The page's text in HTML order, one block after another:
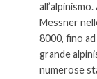
Messner
8000, fino
grande
numerose